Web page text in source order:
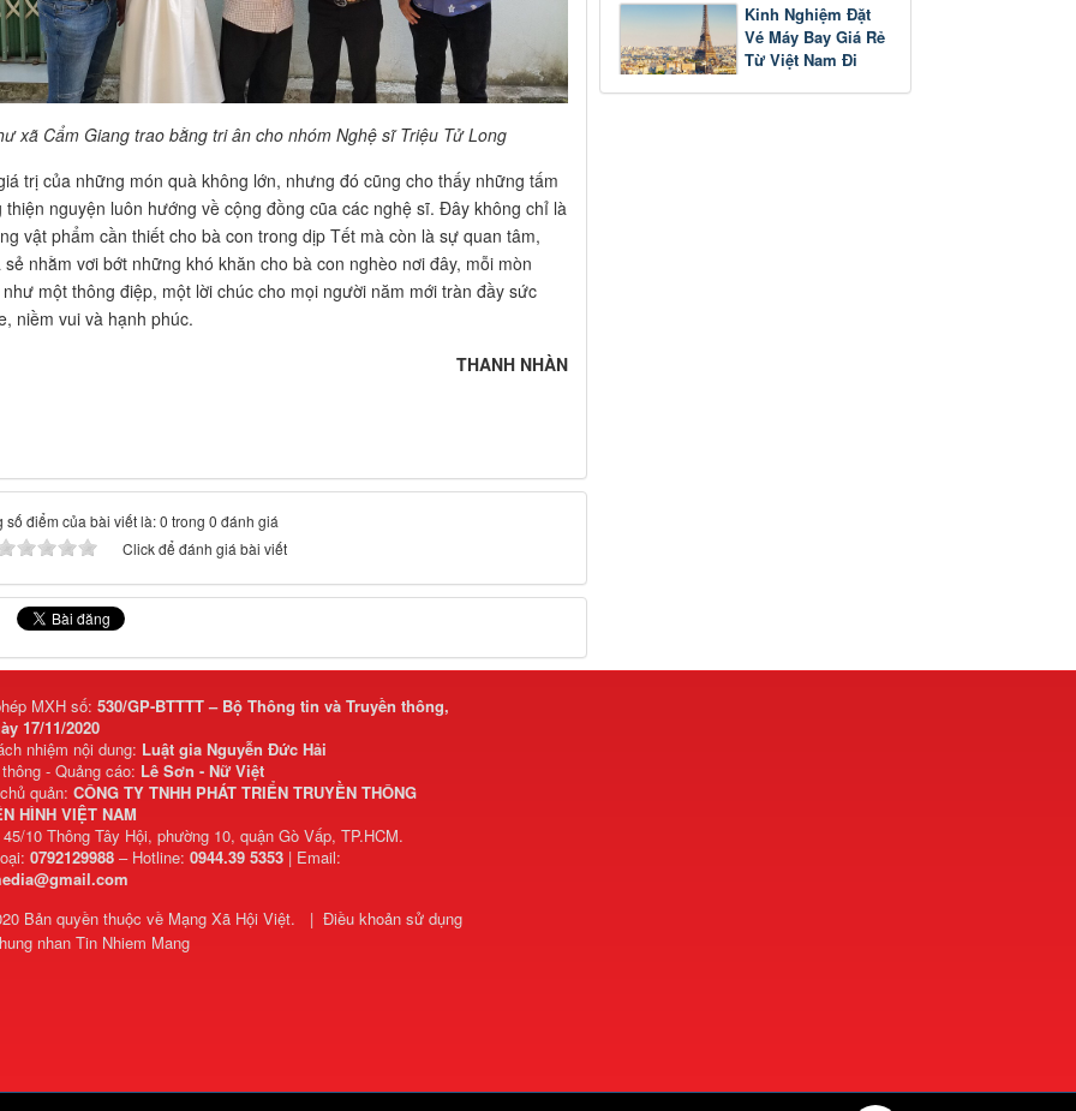
xã Cẩm Giang trao bằng tri ân cho nhóm Nghệ sĩ Triệu Tử Long
trị của những món quà không lớn, nhưng đó cũng cho thấy những tấm
thiện nguyện luôn hướng về cộng đồng cũa các nghệ sĩ. Đây không chỉ là
vật phẩm cần thiết cho bà con trong dịp Tết mà còn là sự quan tâm,
sẻ nhằm vơi bớt những khó khăn cho bà con nghèo nơi đây, mỗi mòn
một thông điệp, một lời chúc cho mọi người năm mới tràn đầy sức
niềm vui và hạnh phúc.
THANH NHÀN
số điểm của bài viết là: 0 trong 0 đánh giá
Click để đánh giá bài viết
HỌC TẬP
Kinh Nghiệm Đặt
Vé Máy Bay Giá Rẻ
Từ Việt Nam Đi
MXH số: 530/GP-BTTTT – Bộ Thông tin và Truyền thông,
17/11/2020
nhiệm nội dung: Luật gia Nguyễn Đức Hải
- Quảng cáo: Lê Sơn - Nữ Việt
quản: CÔNG TY TNHH PHÁT TRIỂN TRUYỀN THÔNG
HÌNH VIỆT NAM
10 Thông Tây Hội, phường 10, quận Gò Vấp, TP.HCM.
0792129988 – Hotline: 0944.39 5353 | Email:
Bản quyền thuộc về Mạng Xã Hội Việt. | Điều khoản sử dụng